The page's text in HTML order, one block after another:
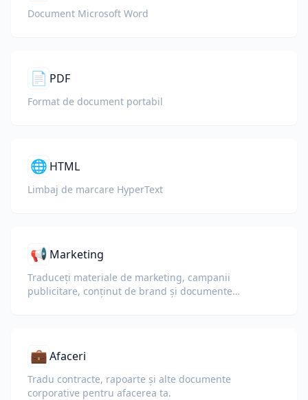
Document Microsoft Word
📄 PDF
Format de document portabil
🌐 HTML
Limbaj de marcare HyperText
📢 Marketing
Traduceți materiale de marketing, campanii
publicitare, conținut de brand și documente
💼Afaceri
Tradu contracte, rapoarte și alte documente
corporative pentru afacerea ta.